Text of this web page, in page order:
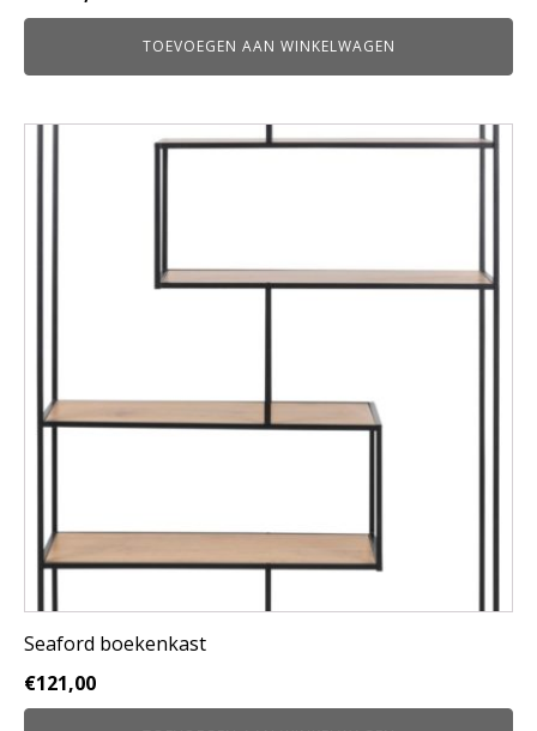
TOEVOEGEN AAN WINKELWAGEN
Seaford boekenkast
€121,00